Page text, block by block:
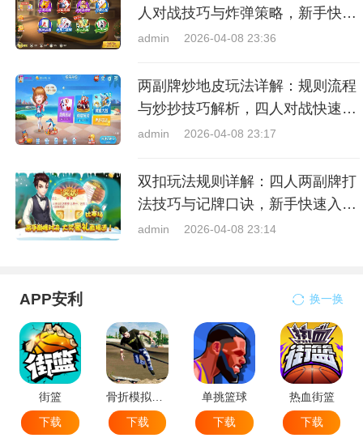
人对战技巧与炸弹策略，新手快速
上手指南
admin 2026-04-08 23:36
两副牌炒地皮玩法详解：规则流程
与炒抄技巧解析，四人对战快速入
门指南
admin 2026-04-08 23:17
双扣玩法规则详解：四人两副牌打
法技巧与记牌口诀，新手快速入门
指南
admin 2026-04-08 23:14
APP安利 换一换
街篮
下载
骨折模拟器-极限滑板模拟器
下载
单挑篮球
下载
热血街篮
下载